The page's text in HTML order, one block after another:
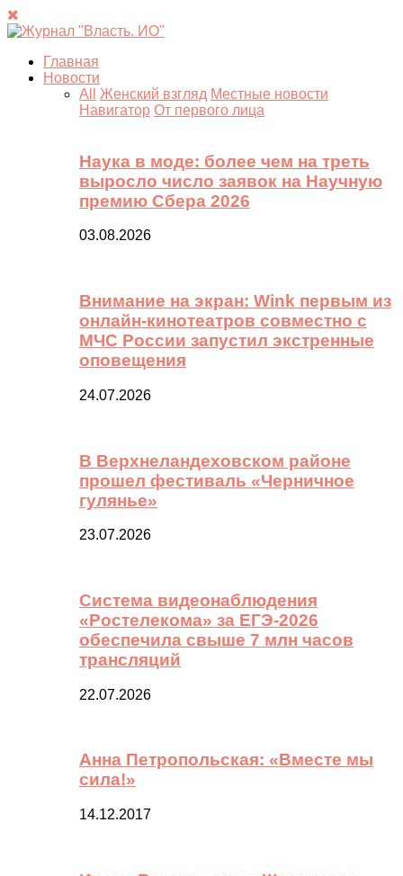
Главная
Новости
All
Женский взгляд Местные новости
Навигатор От первого лица
Наука в моде: более чем на треть
выросло число заявок на Научную
премию Сбера 2026
03.08.2026
Внимание на экран: Wink первым из
онлайн-кинотеатров совместно с
МЧС России запустил экстренные
оповещения
24.07.2026
В Верхнеландеховском районе
прошел фестиваль «Черничное
гулянье»
23.07.2026
Система видеонаблюдения
«Ростелекома» за ЕГЭ-2026
обеспечила свыше 7 млн часов
трансляций
22.07.2026
Анна Петропольская: «Вместе мы
сила!»
14.12.2017